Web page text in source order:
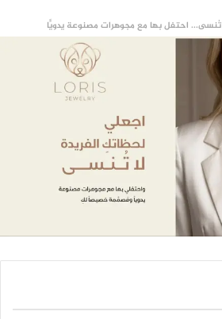
تُنسى... احتفل بها مع مجوهرات مصنوعة يدويًّا